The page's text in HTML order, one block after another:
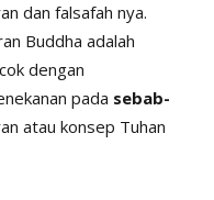
dan falsafah nya.
Buddha adalah
dengan
pada sebab-
atau konsep Tuhan